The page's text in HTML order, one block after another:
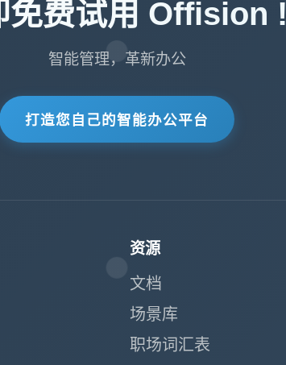
免费试用 Offision !
智能管理，革新办公
打造您自己的智能办公平台
资源
文档
场景库
职场词汇表